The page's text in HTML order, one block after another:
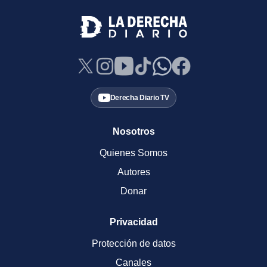
Derecha Diario TV
Nosotros
Quienes Somos
Autores
Donar
Privacidad
Protección de datos
Canales